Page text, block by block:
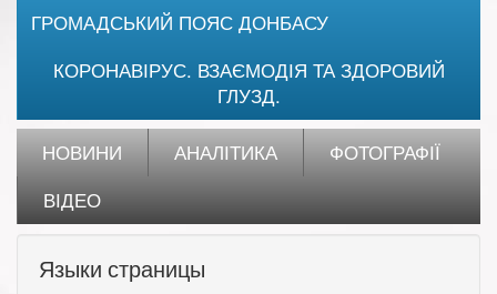
ГРОМАДСЬКИЙ ПОЯС ДОНБАСУ
КОРОНАВІРУС. ВЗАЄМОДІЯ ТА ЗДОРОВИЙ
ГЛУЗД.
НОВИНИ АНАЛІТИКА
ФОТОГРАФІЇ
ВІДЕО
Языки страницы